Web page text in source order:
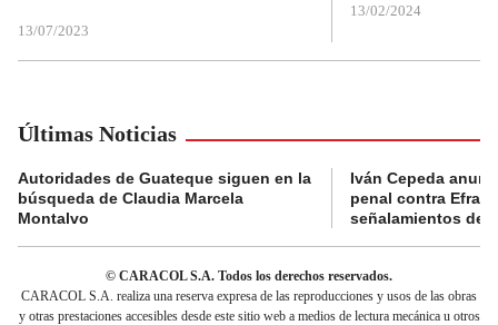
13/07/2023
13/02/2024
Últimas Noticias
Autoridades de Guateque siguen en la
búsqueda de Claudia Marcela
Montalvo
Iván Cepeda
penal contra
señalamientos de
© CARACOL S.A. Todos los derechos reservados.
CARACOL S.A. realiza una reserva expresa de las reproducciones y usos de las obras
y otras prestaciones accesibles desde este sitio web a medios de lectura mecánica u otros